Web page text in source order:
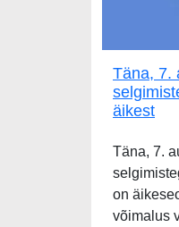
Täna, 7.
äikest
Täna, 7.
on
võimalus